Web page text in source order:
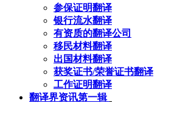
参保证明翻译
银行流水翻译
有资质的翻译公司
移民材料翻译
出国材料翻译
获奖证书/荣誉证书翻译
工作证明翻译
翻译界资讯第一辑